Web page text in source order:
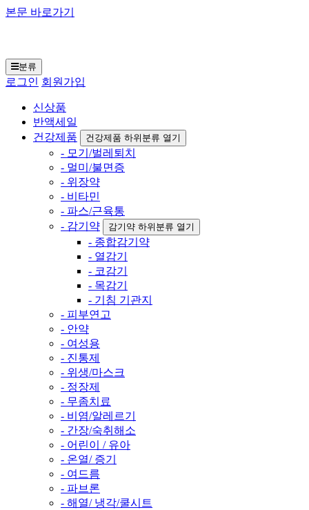
본문 바로가기
분류
로그인 회원가입
신상품
반액세일
건강제품
건강제품 하위분류 열기
- 모기/벌레퇴치
- 멀미/불면증
- 위장약
- 비타민
- 파스/근육통
- 감기약
감기약 하위분류 열기
- 종합감기약
- 열감기
- 코감기
- 목감기
- 기침 기관지
- 피부연고
- 안약
- 여성용
- 진통제
- 위생/마스크
- 정장제
- 무좀치료
- 비염/알레르기
- 간장/숙취해소
- 어린이 / 유아
- 온열/ 증기
- 여드름
- 파브론
- 해열/ 냉각/쿨시트